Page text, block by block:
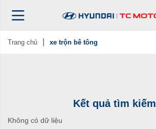
Trang chủ xe trộn bê tông
Kết quả tìm kiếm
Không có dữ liệu